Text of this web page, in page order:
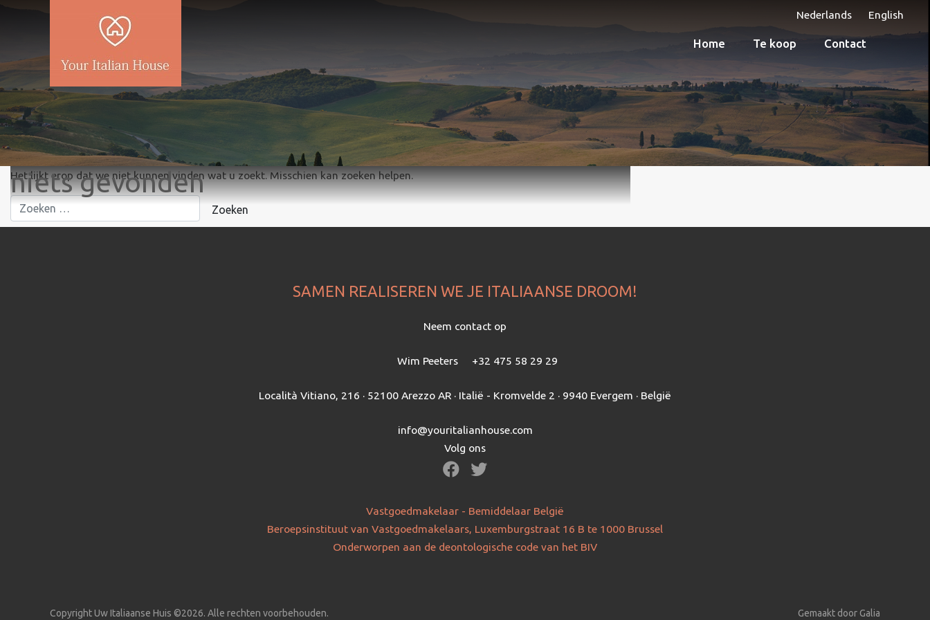
Nederlands English
Home Te koop Contact
niets gevonden
Het lijkt erop dat we niet kunnen vinden wat u zoekt. Misschien kan zoeken helpen.
SAMEN REALISEREN WE JE ITALIAANSE DROOM!
Neem contact op
Wim Peeters +32 475 58 29 29
Località Vitiano, 216 · 52100 Arezzo AR · Italië - Kromvelde 2 · 9940 Evergem · België
info@youritalianhouse.com
Volg ons
Vastgoedmakelaar - Bemiddelaar België
Beroepsinstituut van Vastgoedmakelaars, Luxemburgstraat 16 B te 1000 Brussel
Onderworpen aan de deontologische code van het BIV
Copyright Uw Italiaanse Huis ©2026. Alle rechten voorbehouden. Gemaakt door Galia